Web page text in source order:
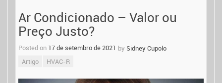
Ar Condicionado – Valor ou
Preço Justo?
Posted on 17 de setembro de 2021 by Sidney Cupolo
Artigo
HVAC-R